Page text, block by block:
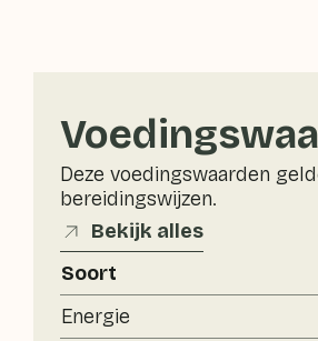
Deze voedingswaarden
bereidingswijzen.
Bekijk alles
Soort
Energie